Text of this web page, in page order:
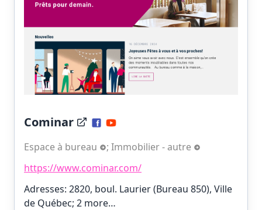
Cominar
Espace à bureau ; Immobilier - autre
https://www.cominar.com/
Adresses: 2820, boul. Laurier (Bureau 850), Ville
de Québec; 2 more…